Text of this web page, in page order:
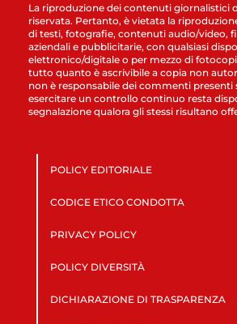
La riproduzione dei contenuti giornalistici
riservata. Pertanto, è vietata la
di testi, fotografie, contenuti audio/video,
aziendali e pubblicitarie, con qualsiasi
elettronico/digitale o per mezzo di
tutto quanto è ascrivibile a copia non
non è responsabile dei commenti presenti
esercitare un controllo continuo resta
segnalazione qualora gli stessi risultano
POLICY EDITORIALE
CODICE ETICO CONDOTTA
PRIVACY POLICY
POLICY DIVERSITÀ
DICHIARAZIONE DI TRASPARENZA